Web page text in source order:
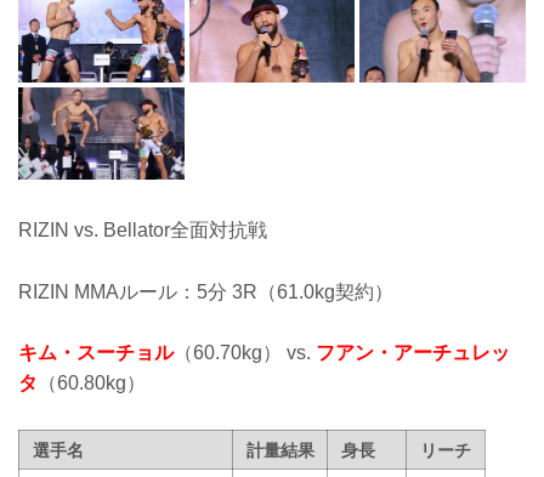
RIZIN vs. Bellator全面対抗戦
RIZIN MMAルール：5分 3R（61.0kg契約）
キム・スーチョル（60.70kg） vs. フアン・アーチュレッ
タ
（60.80kg）
選手名 計量結果 身長
リーチ